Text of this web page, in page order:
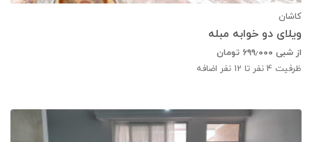
کاشان
ویلای دو خوابه مبله
از شبی ۶۹۹٫۰۰۰ تومان
ظرفیت 4 نفر تا 12 نفر اضافه